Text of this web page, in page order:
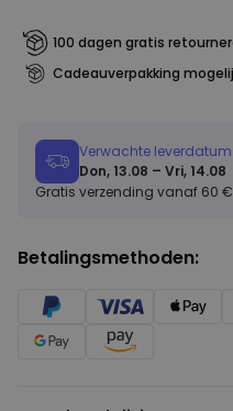
100 dagen gratis
Cadeauverpakking
Verwachte leverdatum:
Don, 13.08 – Vri, 14.08
Gratis verzending vanaf 60 €
Betalingsmethoden: